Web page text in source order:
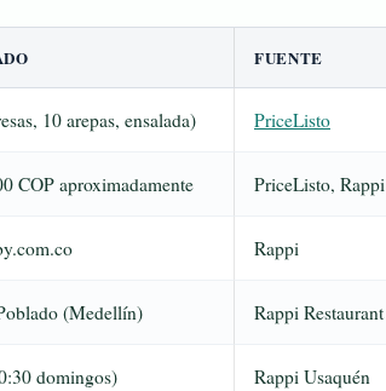
FUENTE
10 arepas, ensalada) PriceListo
COP aproximadamente PriceListo, Rappi
Rappi
(Medellín) Rappi Restaurant
domingos) Rappi Usaquén